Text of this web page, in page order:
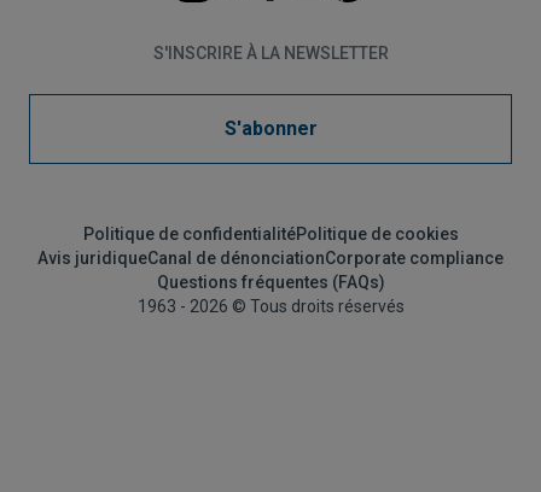
S'INSCRIRE À LA NEWSLETTER
S'abonner
Politique de confidentialitéPolitique de cookies
Avis juridiqueCanal de dénonciationCorporate compliance
Questions fréquentes (FAQs)
1963 - 2026 © Tous droits réservés